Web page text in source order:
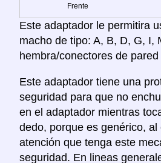
Frente
Este adaptador le permitira
macho de tipo: A, B, D, G, I,
hembra/conectores de
Este adaptador tiene una
seguridad para que no
en el adaptador mientras
dedo, porque es genérico,
atención que tenga este
seguridad. En lineas